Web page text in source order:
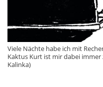
Viele Nächte habe ich mit
Kaktus Kurt ist mir dabei
Kalinka)